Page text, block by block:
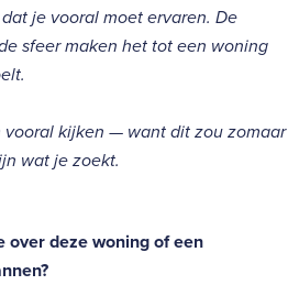
je vooral moet ervaren. De
sfeer maken het tot een woning
vooral kijken — want dit zou zomaar
wat je zoekt.
over deze woning of een